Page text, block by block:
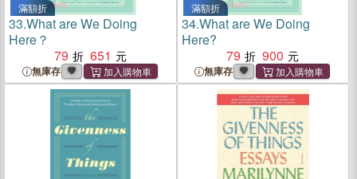
滿額折
33.What are We Doing
Here？
79
651
無庫存
滿額折
34.What are We Doing
Here?
79
900
無庫存